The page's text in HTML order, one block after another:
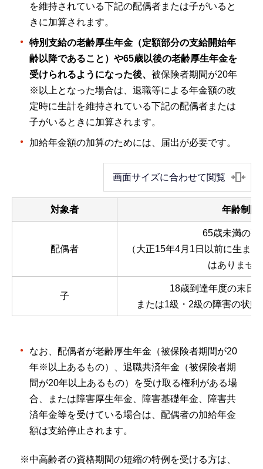
を維持されている下記の配偶者または子がいると
きに加算されます。
特別支給の老齢厚生年金（定額部分の支給開始年
齢以降であること）や65歳以後の老齢厚生年金を
受けられるようになった後、 被保険者期間が20年
※以上となった場合は、退職等による年金額の改
定時に生計を維持されている下記の配偶者または
子がいるときに加算されます。
加給年金額の加算のためには、届出が必要です。
画面サイズに合わせて閲覧
対象者 年齢制限
配偶者
65歳未満の配
（大正15年4月1日以前に生ま
はありませ
子
18歳到達年度の末日
または1級・2級の障害の状
なお、配偶者が老齢厚生年金（被保険者期間が20
年※以上あるもの）、退職共済年金（被保険者期
間が20年以上あるもの）を受け取る権利がある場
合、または障害厚生年金、障害基礎年金、障害共
済年金等を受けている場合は、配偶者の加給年金
額は支給停止されます。
※中高齢者の資格期間の短縮の特例を受ける方は、